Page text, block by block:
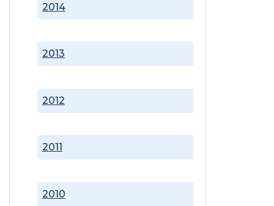
2010
2011
2012
2013
2014